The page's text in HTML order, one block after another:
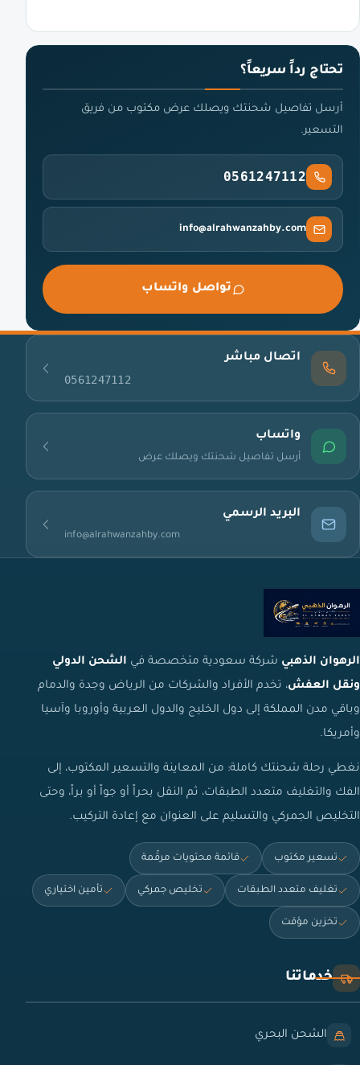
تحتاج رداً سريعاً؟
أرسل تفاصيل شحنتك ويصلك عرض مكتوب من فريق
التسعير.
0561247112
info@alrahwanzahby.com
تواصل واتساب
اتصال مباشر
0561247112
واتساب
أرسل تفاصيل شحنتك ويصلك عرض
البريد الرسمي
info@alrahwanzahby.com
الرهوان الذهبي شركة سعودية متخصصة في الشحن الدولي
ونقل العفش، تخدم الأفراد والشركات من الرياض وجدة والدمام
وباقي مدن المملكة إلى دول الخليج والدول العربية وأوروبا وآسيا
وأمريكا.
نغطي رحلة شحنتك كاملة: من المعاينة والتسعير المكتوب، إلى
الفك والتغليف متعدد الطبقات، ثم النقل بحراً أو جواً أو براً، وحتى
التخليص الجمركي والتسليم على العنوان مع إعادة التركيب.
تسعير مكتوب قائمة محتويات مرقّمة
تغليف متعدد الطبقات تخليص جمركي تأمين اختياري
تخزين مؤقت
خدماتنا
الشحن البحري